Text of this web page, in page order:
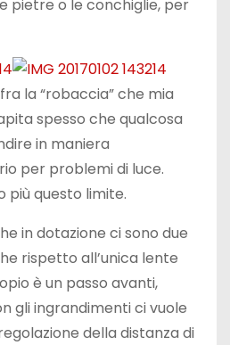
pietre o le conchiglie, per
la “robaccia” che mia
spesso che qualcosa
in maniera
per problemi di luce.
più questo limite.
in dotazione ci sono due
rispetto all’unica lente
è un passo avanti,
gli ingrandimenti ci vuole
della distanza di